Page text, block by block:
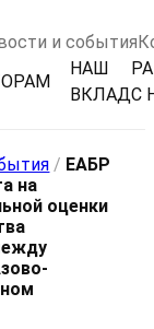
и события
НАШ
ВКЛАДС
/ ЕАБР
на
оценки